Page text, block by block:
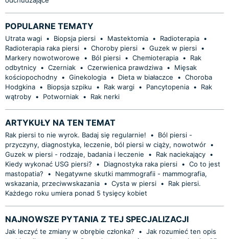
POPULARNE TEMATY
Utrata wagi • Biopsja piersi • Mastektomia • Radioterapia •
Radioterapia raka piersi • Choroby piersi • Guzek w piersi •
Markery nowotworowe
• Ból piersi • Chemioterapia •
Rak
odbytnicy • Czerniak • Czerwienica prawdziwa •
Mięsak
kościopochodny • Ginekologia • Dieta w białaczce • Choroba
Hodgkina • Biopsja szpiku • Rak wargi • Pancytopenia •
Rak
wątroby • Potworniak • Rak nerki
ARTYKUŁY NA TEN TEMAT
Rak piersi to nie wyrok. Badaj się regularnie! •
Ból piersi -
przyczyny, diagnostyka, leczenie, ból piersi w ciąży, nowotwór •
Guzek w piersi - rodzaje, badania i leczenie
• Rak naciekający •
Kiedy wykonać USG piersi?
• Diagnostyka raka piersi • Co to jest
mastopatia?
•
Negatywne skutki mammografii - mammografia,
wskazania, przeciwwskazania • Cysta w piersi •
Rak piersi.
Każdego roku umiera ponad 5 tysięcy kobiet
NAJNOWSZE PYTANIA Z TEJ SPECJALIZACJI
Jak leczyć te zmiany w obrębie członka? • Jak rozumieć ten opis